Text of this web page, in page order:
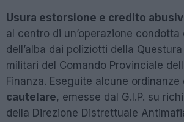
Usura estorsione e credito
al centro di un’operazione
dell’alba dai poliziotti della
militari del Comando Provinciale
Finanza. Eseguite alcune ordinanze
cautelare, emesse dal G.I.P. su
della Direzione Distrettuale